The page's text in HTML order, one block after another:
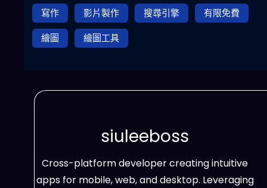
寫作
影片製作 搜尋引擎
有限免費
繪圖
繪圖工具
siuleeboss
Cross-platform developer creating intuitive
apps for mobile, web, and desktop. Leveraging